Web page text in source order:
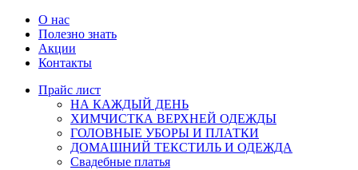
О нас
Полезно знать
Акции
Контакты
Прайс лист
НА КАЖДЫЙ ДЕНЬ
ХИМЧИСТКА ВЕРХНЕЙ ОДЕЖДЫ
ГОЛОВНЫЕ УБОРЫ И ПЛАТКИ
ДОМАШНИЙ ТЕКСТИЛЬ И ОДЕЖДА
Свадебные платья